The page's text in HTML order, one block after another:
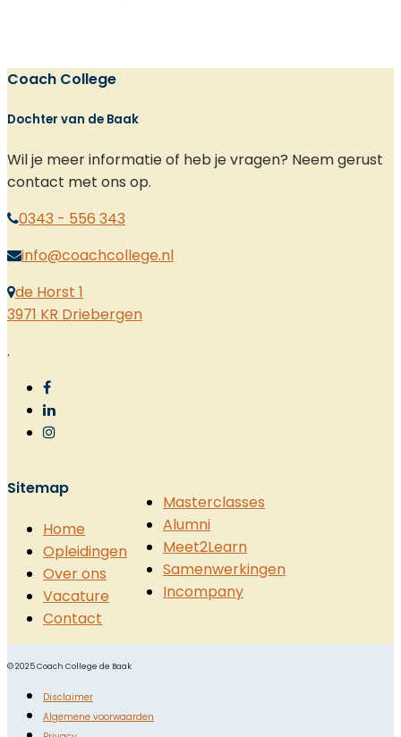
Coach College
Dochter van de Baak
Wil je meer informatie of heb je vragen? Neem gerust
contact met ons op.
0343 - 556 343
info@coachcollege.nl
de Horst 1
3971 KR Driebergen
.
Sitemap
Home
Opleidingen
Over ons
Vacature
Contact
Masterclasses
Alumni
Meet2Learn
Samenwerkingen
Incompany
© 2025 Coach College de Baak
Disclaimer
Algemene voorwaarden